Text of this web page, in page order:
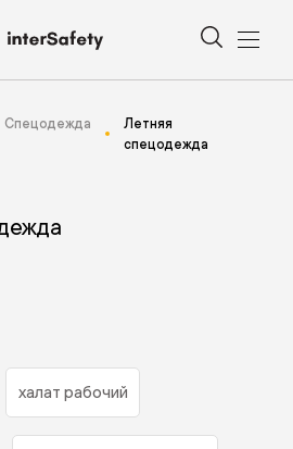
Спецодежда
Летняя
спецодежда
халат рабочий